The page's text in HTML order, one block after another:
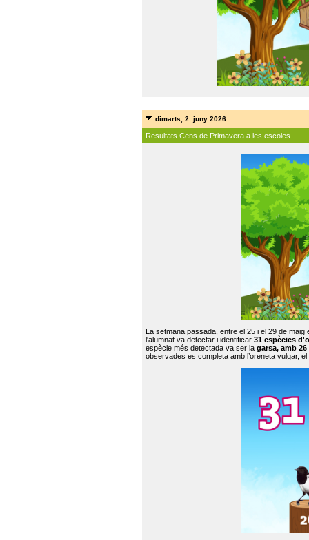
dimarts, 2. juny 2026
Resultats Cens de Primavera a les escoles
La setmana passada, entre el 25 i el 29 de
l'alumnat va detectar i identificar 31 espècies
espècie més detectada va ser la garsa, amb
observades es completa amb l’oreneta vulgar,